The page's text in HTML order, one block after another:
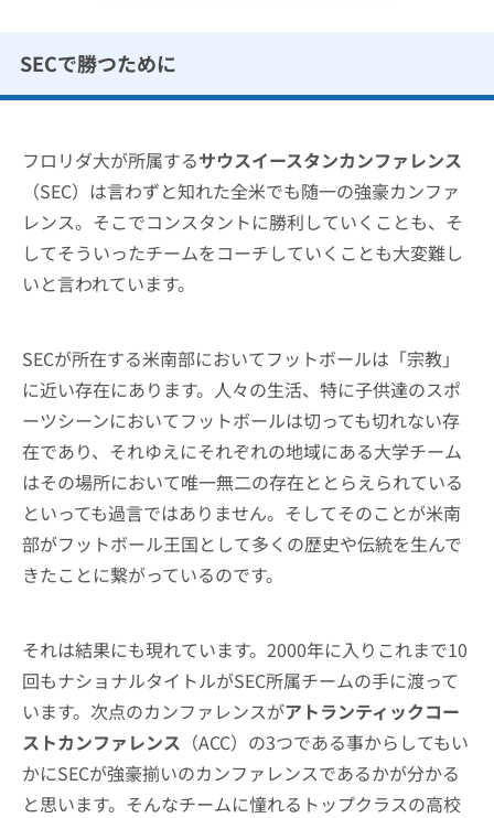
SECで勝つために
フロリダ大が所属するサウスイースタンカンファレンス
（SEC）は言わずと知れた全米でも随一の強豪カンファ
レンス。そこでコンスタントに勝利していくことも、そ
してそういったチームをコーチしていくことも大変難し
いと言われています。
SECが所在する米南部においてフットボールは「宗教」
に近い存在にあります。人々の生活、特に子供達のスポ
ーツシーンにおいてフットボールは切っても切れない存
在であり、それゆえにそれぞれの地域にある大学チーム
はその場所において唯一無二の存在ととらえられている
といっても過言ではありません。そしてそのことが米南
部がフットボール王国として多くの歴史や伝統を生んで
きたことに繋がっているのです。
それは結果にも現れています。2000年に入りこれまで10
回もナショナルタイトルがSEC所属チームの手に渡って
います。次点のカンファレンスがアトランティックコー
ストカンファレンス （ACC）の3つである事からしてもい
かにSECが強豪揃いのカンファレンスであるかが分かる
と思います。そんなチームに憧れるトップクラスの高校